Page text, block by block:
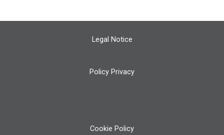
Legal Notice
Policy Privacy
Cookie Policy